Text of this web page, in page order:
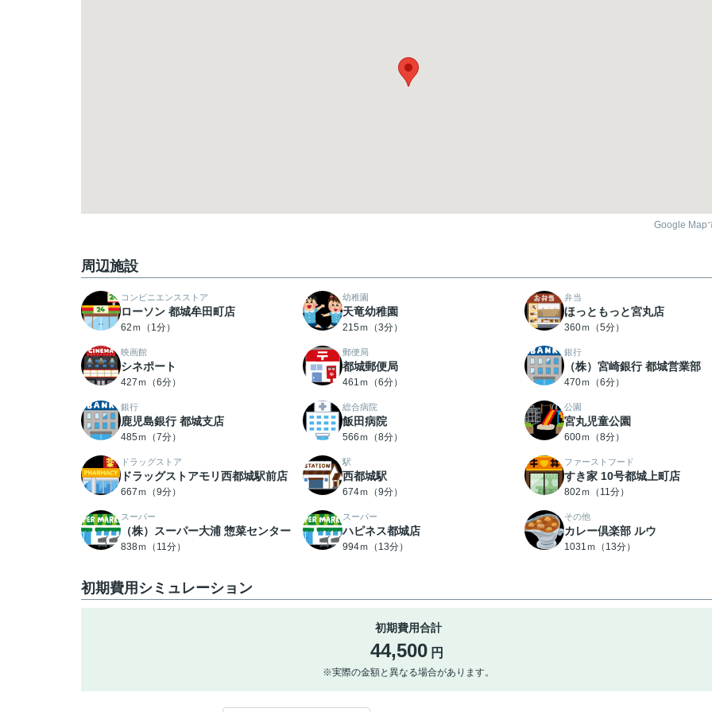
Google Map
周辺施設
コンビニエンスストア
ローソン 都城牟田町店
62ｍ（1分）
幼稚園
天竜幼稚園
215ｍ（3分）
弁当
ほっともっと宮丸店
360ｍ（5分）
映画館
シネポート
427ｍ（6分）
郵便局
都城郵便局
461ｍ（6分）
銀行
（株）宮崎銀行 都城営業部
470ｍ（6分）
銀行
鹿児島銀行 都城支店
485ｍ（7分）
総合病院
飯田病院
566ｍ（8分）
公園
宮丸児童公園
600ｍ（8分）
ドラッグストア
ドラッグストアモリ西都城駅前店
667ｍ（9分）
駅
西都城駅
674ｍ（9分）
ファーストフード
すき家 10号都城上町店
802ｍ（11分）
スーパー
（株）スーパー大浦 惣菜センター
838ｍ（11分）
スーパー
ハピネス都城店
994ｍ（13分）
その他
カレー倶楽部 ルウ
1031ｍ（13分）
初期費用シミュレーション
初期費用合計
44,500 円
※実際の金額と異なる場合があります。